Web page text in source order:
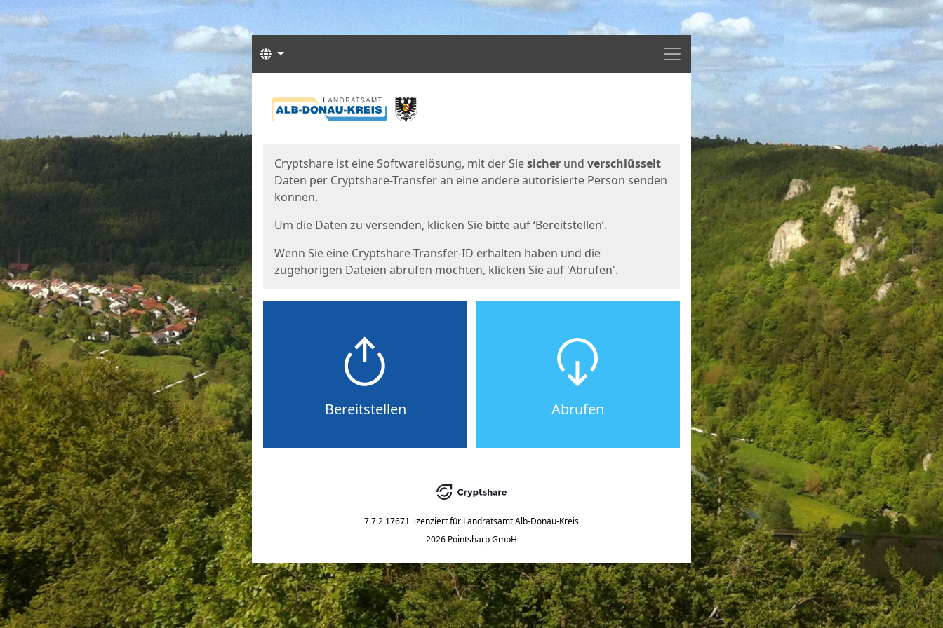
Menü
Sprachen
Cryptshare ist eine Softwarelösung, mit der Siesicher und verschlüsselt
Daten per Cryptshare-Transfer an eine andere autorisierte Person senden
können.
Um die Daten zu versenden, klicken Sie bitte auf ‘Bereitstellen’.
Wenn Sie eine Cryptshare-Transfer-ID erhalten haben und die
zugehörigen Dateien abrufen möchten, klicken Sie auf 'Abrufen'.
Bereitstellen Abrufen
7.7.2.17671 lizenziert für Landratsamt Alb-Donau-Kreis
2026 Pointsharp GmbH